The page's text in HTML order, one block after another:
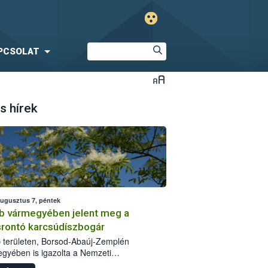
hírek
7, péntek
vármegyében jelent meg a
karcsúdíszbogár
területen, Borsod-Abaúj-Zemplén
is igazolta a Nemzeti
biztonsági Hivatal (Nébih) a